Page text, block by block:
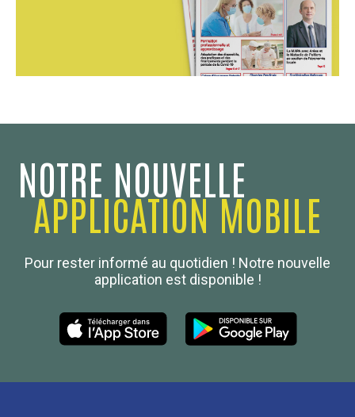
NOTRE NOUVELLE
APPLICATION MOBILE
Pour rester informé au quotidien ! Notre nouvelle
application est disponible !
Boulanger de France
Les Nouvelles de la Boulangerie-Pâtisserie Française
27, av d’Eylau - 75782 Paris Cédex 16
01 53 70 16 25